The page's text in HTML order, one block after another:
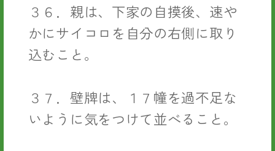
３６．親は、下家の自摸後、速や
かにサイコロを自分の右側に取り
込むこと。
３７．壁牌は、１７幢を過不足な
いように気をつけて並べること。